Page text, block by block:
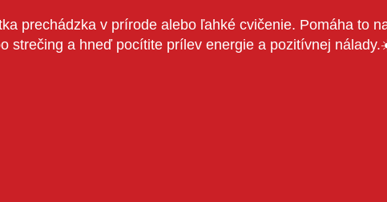
prechádzka v prírode alebo ľahké cvičenie. Pomáha to
strečing a hneď pocítite prílev energie a pozitívnej